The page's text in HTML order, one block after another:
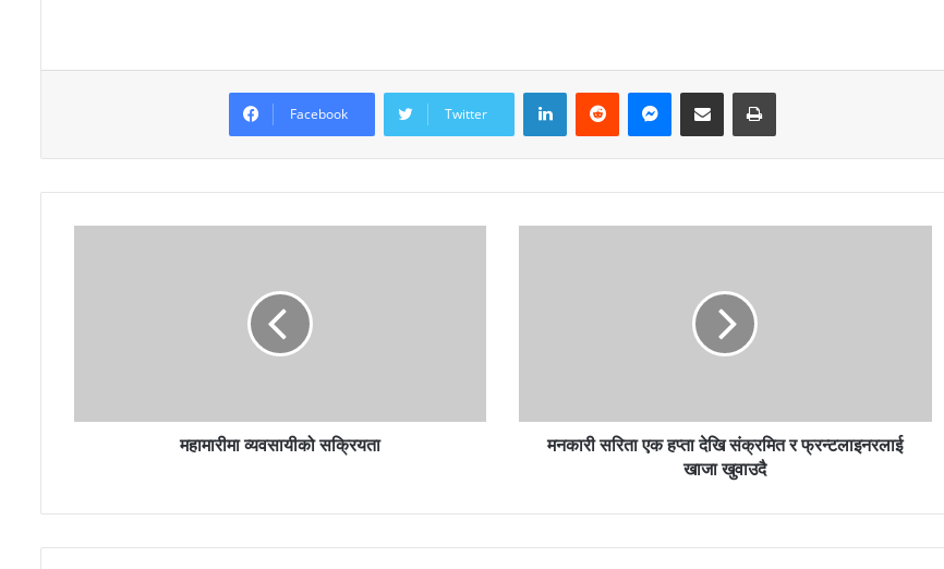
Facebook Twitter
LinkedInReddit Messenger
Share via Email Print
महामारीमा व्यवसायीको सक्रियता
मनकारी सरिता एक हप्ता देखि संक्रमित र फ्रन्टलाइनरलाई
खाजा खुवाउदै